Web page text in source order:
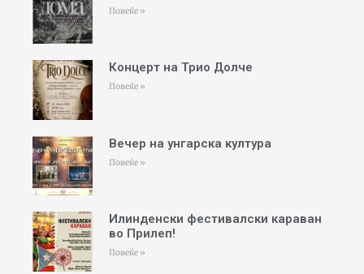
Повеќе »
Концерт на Трио Долче
Повеќе »
Вечер на унгарска култура
Повеќе »
Илинденски фестивалски караван
во Прилеп!
Повеќе »